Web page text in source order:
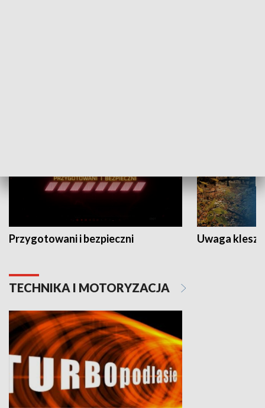
Przygotowani i bezpieczni Uwaga
TECHNIKA I MOTORYZACJA